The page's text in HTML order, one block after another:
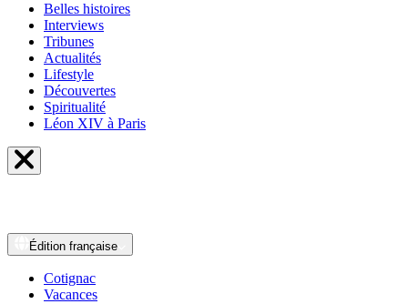
Belles histoires
Interviews
Tribunes
Actualités
Lifestyle
Découvertes
Spiritualité
Léon XIV à Paris
Édition française
Cotignac
Vacances